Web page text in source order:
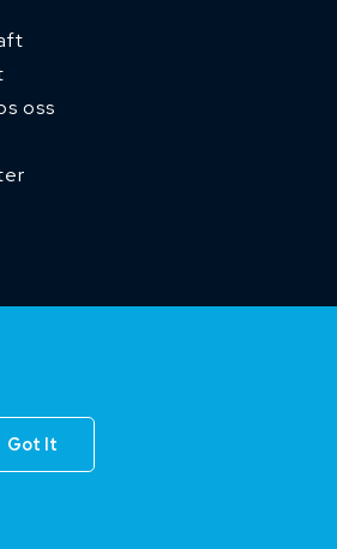
Got It
oss